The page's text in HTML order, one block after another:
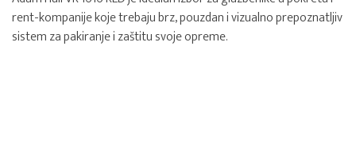
rent-kompanije koje trebaju brz, pouzdan i vizualno prepoznatljiv
sistem za pakiranje i zaštitu svoje opreme.